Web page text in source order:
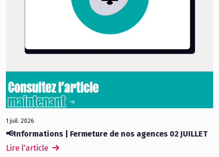
1 juil. 2026
📢Informations | Fermeture de nos agences 02 JUILLET
Lire l'article